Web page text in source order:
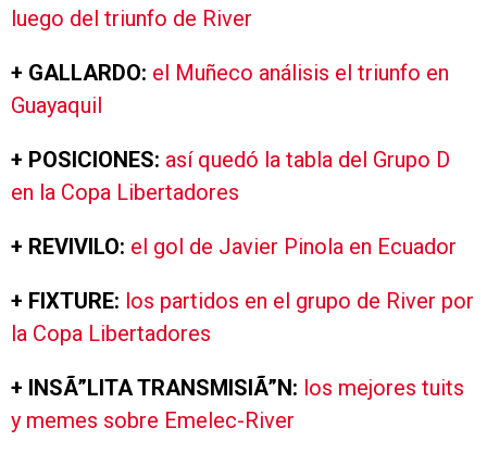
luego del triunfo de River
+ GALLARDO: el Muñeco análisis el triunfo en
Guayaquil
+ POSICIONES: así quedó la tabla del Grupo D
en la Copa Libertadores
+ REVIVILO: el gol de Javier Pinola en Ecuador
+ FIXTURE: los partidos en el grupo de River por
la Copa Libertadores
+ INSÃ”LITA TRANSMISIÃ”N: los mejores tuits
y memes sobre Emelec-River